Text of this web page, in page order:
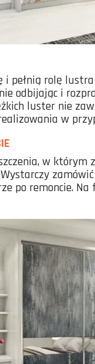
pełnią rolę
odbijając i
luster nie
w
w którym
po remoncie.